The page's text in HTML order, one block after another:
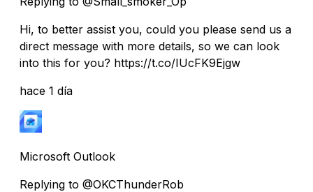
Hi, to better assist you, could you please send us a
direct message with more details, so we can look
into this for you? https://t.co/IUcFK9Ejgw
hace 1 día
Microsoft Outlook
Replying to @OKCThunderRob